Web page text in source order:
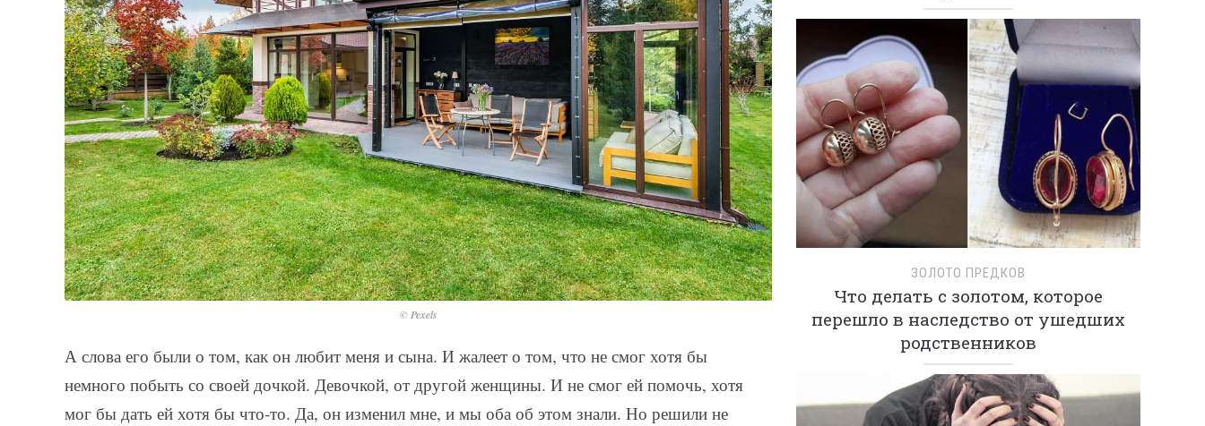
© Pexels
А слова его были о том, как он любит меня и сына. И жалеет о том, что не смог хотя бы
немного побыть со своей дочкой. Девочкой, от другой женщины. И не смог ей помочь, хотя
мог бы дать ей хотя бы что-то. Да, он изменил мне, и мы оба об этом знали. Но решили не
ЗОЛОТО ПРЕДКОВ
Что делать с золотом, которое
перешло в наследство от ушедших
родственников